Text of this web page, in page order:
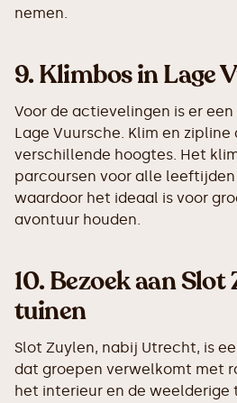
nemen.
9.Klimbos in Lage
Voor de actievelingen is er
Lage Vuursche. Klim en
verschillende hoogtes. Het
parcoursen voor alle leeftijden
waardoor het ideaal is voor
avontuur houden.
10.Bezoek aan Slot
tuinen
Slot Zuylen, nabij Utrecht, is
dat groepen verwelkomt met
het interieur en de weelderige